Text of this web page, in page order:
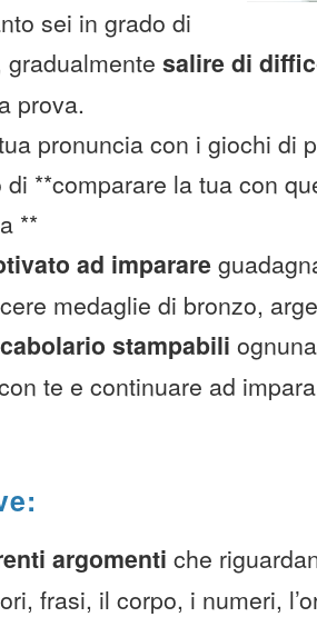
sei in grado di
gradualmente salire di
prova.
pronuncia con i giochi di
di **comparare la tua con
**
ad imparare
medaglie di bronzo,
stampabili
te e continuare ad
argomenti che
frasi, il corpo, i numeri,